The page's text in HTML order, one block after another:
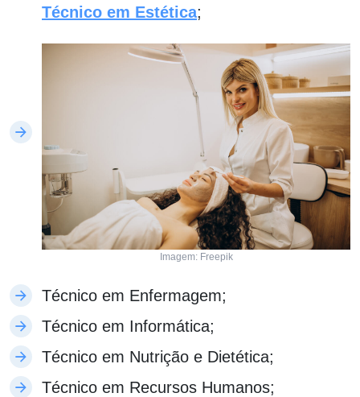
Técnico em Estética;
Imagem: Freepik
Técnico em Enfermagem;
Técnico em Informática;
Técnico em Nutrição e Dietética;
Técnico em Recursos Humanos;